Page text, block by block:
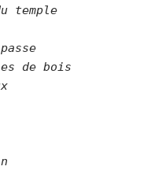
temple
de bois